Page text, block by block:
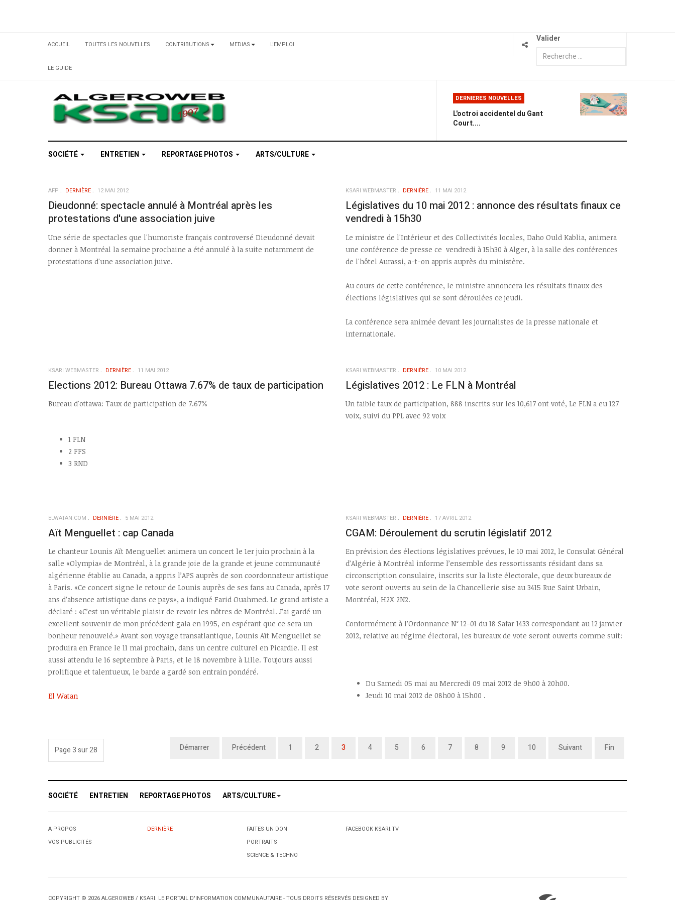
ACCUEIL TOUTES LES NOUVELLES CONTRIBUTIONS MEDIAS L'EMPLOI
LE GUIDE
Valider
DERNIERES NOUVELLES
L'octroi accidentel du Gant
Court....
SOCIÉTÉ ENTRETIEN REPORTAGE PHOTOS ARTS/CULTURE
AFP DERNIÈRE 12 MAI 2012
Dieudonné: spectacle annulé à Montréal après les
protestations d'une association juive
Une série de spectacles que l'humoriste français controversé Dieudonné devait
donner à Montréal la semaine prochaine a été annulé à la suite notamment de
protestations d'une association juive.
KSARI WEBMASTER DERNIÈRE 11 MAI 2012
Législatives du 10 mai 2012 : annonce des résultats finaux ce
vendredi à 15h30
Le ministre de l'Intérieur et des Collectivités locales, Daho Ould Kablia, animera
une conférence de presse ce vendredi à 15h30 à Alger, à la salle des conférences
de l'hôtel Aurassi, a-t-on appris auprès du ministère.
Au cours de cette conférence, le ministre annoncera les résultats finaux des
élections législatives qui se sont déroulées ce jeudi.
La conférence sera animée devant les journalistes de la presse nationale et
internationale.
KSARI WEBMASTER DERNIÈRE 11 MAI 2012
Elections 2012: Bureau Ottawa 7.67% de taux de participation
Bureau d'ottawa: Taux de participation de 7.67%
1 FLN
2 FFS
3 RND
KSARI WEBMASTER DERNIÈRE 10 MAI 2012
Législatives 2012 : Le FLN à Montréal
Un faible taux de participation, 888 inscrits sur les 10,617 ont voté, Le FLN a eu 127
voix, suivi du PPL avec 92 voix
ELWATAN.COM DERNIÈRE 5 MAI 2012
Aït Menguellet : cap Canada
Le chanteur Lounis Aït Menguellet animera un concert le 1er juin prochain à la
salle «Olympia» de Montréal, à la grande joie de la grande et jeune communauté
algérienne établie au Canada, a appris l’APS auprès de son coordonnateur artistique
à Paris. «Ce concert signe le retour de Lounis auprès de ses fans au Canada, après 17
ans d’absence artistique dans ce pays», a indiqué Farid Ouahmed. Le grand artiste a
déclaré : «C’est un véritable plaisir de revoir les nôtres de Montréal. J’ai gardé un
excellent souvenir de mon précédent gala en 1995, en espérant que ce sera un
bonheur renouvelé.» Avant son voyage transatlantique, Lounis Aït Menguellet se
produira en France le 11 mai prochain, dans un centre culturel en Picardie. Il est
aussi attendu le 16 septembre à Paris, et le 18 novembre à Lille. Toujours aussi
prolifique et talentueux, le barde a gardé son entrain pondéré.
El Watan
KSARI WEBMASTER DERNIÈRE 17 AVRIL 2012
CGAM: Déroulement du scrutin législatif 2012
En prévision des élections législatives prévues, le 10 mai 2012, le Consulat Général
d’Algérie à Montréal informe l’ensemble des ressortissants résidant dans sa
circonscription consulaire, inscrits sur la liste électorale, que deux bureaux de
vote seront ouverts au sein de la Chancellerie sise au 3415 Rue Saint Urbain,
Montréal, H2X 2N2.
Conformément à l’Ordonnance N° 12-01 du 18 Safar 1433 correspondant au 12 janvier
2012, relative au régime électoral, les bureaux de vote seront ouverts comme suit:
Du Samedi 05 mai au Mercredi 09 mai 2012 de 9h00 à 20h00.
Jeudi 10 mai 2012 de 08h00 à 15h00 .
Page 3 sur 28 Démarrer Précédent 1 2 3 4 5 6 7 8 9 10 Suivant Fin
SOCIÉTÉ ENTRETIEN REPORTAGE PHOTOS ARTS/CULTURE
A PROPOS
VOS PUBLICITÉS
DERNIÈRE
FAITES UN DON
PORTRAITS
SCIENCE & TECHNO
FACEBOOK KSARI.TV
COPYRIGHT © 2026 ALGEROWEB / KSARI, LE PORTAIL D'INFORMATION COMMUNAUTAIRE - TOUS DROITS RÉSERVÉS DESIGNED BY